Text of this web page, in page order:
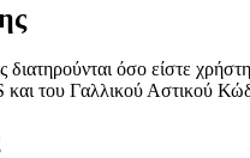
όσο είστε
του Γαλλικού Αστικού